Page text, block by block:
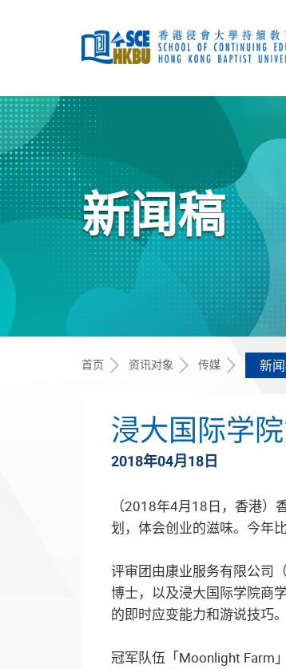
开
始
主
要
内
容
新闻稿
首页 资讯对象 传媒 新
浸大国际学
2018年04月18日
（2018年4月18日，香港
划，体会创业的滋味。今年
评审团由康业服务有限公司
博士，以及浸大国际学院商
的即时应变能力和游说技巧。
冠军队伍「Moonlight Farm